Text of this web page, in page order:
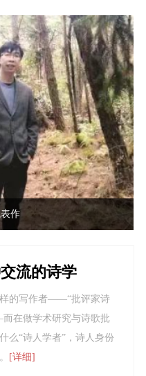
作
流的诗学
的写作者——“批评家诗
在做学术研究与诗歌批
么“诗人学者”，诗人身份
[详细]